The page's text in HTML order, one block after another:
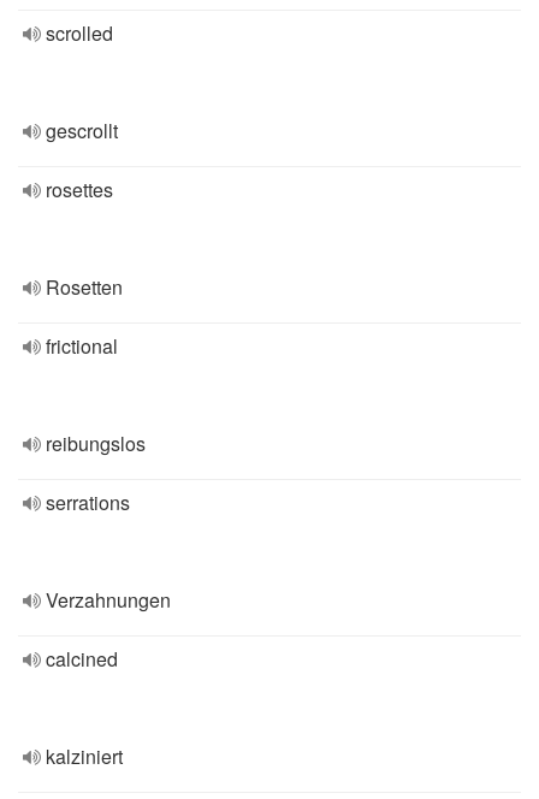
scrolled
gescrollt
rosettes
Rosetten
frictional
reibungslos
serrations
Verzahnungen
calcined
kalziniert